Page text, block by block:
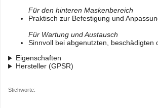
Für den hinteren Maskenbereich
Praktisch zur Befestigung und
Für Wartung und Austausch
Sinnvoll bei abgenutzten,
Eigenschaften
Hersteller (GPSR)
Stichworte: